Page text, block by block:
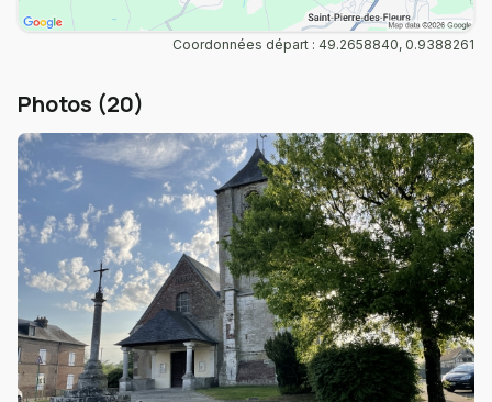
Coordonnées départ : 49.2658840, 0.9388261
Photos (20)